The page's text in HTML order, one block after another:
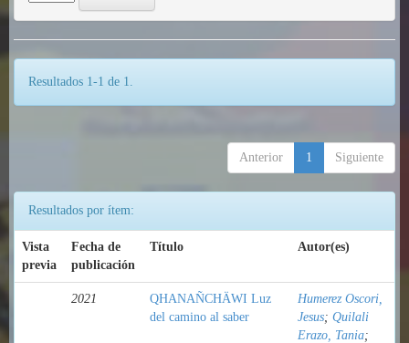
Resultados 1-1 de 1.
Anterior 1 Siguiente
Resultados por ítem:
Vista
previa
Fecha de
publicación
Título Autor(es)
2021
QHANAÑCHÄWI Luz
del camino al saber
Humerez Oscori,
Jesus; Quilali
Erazo, Tania;